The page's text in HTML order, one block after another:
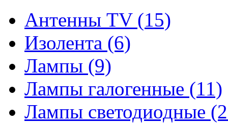
Антенны TV (15)
Изолента (6)
Лампы (9)
Лампы галогенные (11)
Лампы светодиодные